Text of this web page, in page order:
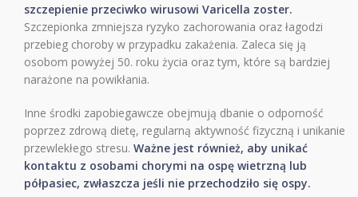
szczepienie przeciwko wirusowi Varicella zoster.
Szczepionka zmniejsza ryzyko zachorowania oraz łagodzi
przebieg choroby w przypadku zakażenia. Zaleca się ją
osobom powyżej 50. roku życia oraz tym, które są bardziej
narażone na powikłania.
Inne środki zapobiegawcze obejmują dbanie o odporność
poprzez zdrową dietę, regularną aktywność fizyczną i unikanie
przewlekłego stresu. Ważne jest również, aby unikać
kontaktu z osobami chorymi na ospę wietrzną lub
półpasiec, zwłaszcza jeśli nie przechodziło się ospy.